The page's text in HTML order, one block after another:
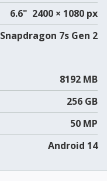
6.6" 2400 × 1080 px
Snapdragon 7s Gen 2
8192 MB
256 GB
50 MP
Android 14